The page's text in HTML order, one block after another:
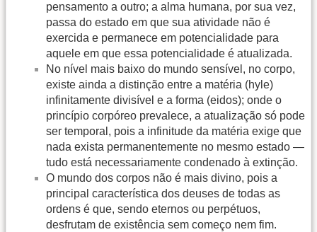
pensamento a outro; a alma humana, por sua vez,
passa do estado em que sua atividade não é
exercida e permanece em potencialidade para
aquele em que essa potencialidade é atualizada.
No nível mais baixo do mundo sensível, no corpo,
existe ainda a distinção entre a matéria (hyle)
infinitamente divisível e a forma (eidos); onde o
princípio corpóreo prevalece, a atualização só pode
ser temporal, pois a infinitude da matéria exige que
nada exista permanentemente no mesmo estado —
tudo está necessariamente condenado à extinção.
O mundo dos corpos não é mais divino, pois a
principal característica dos deuses de todas as
ordens é que, sendo eternos ou perpétuos,
desfrutam de existência sem começo nem fim.